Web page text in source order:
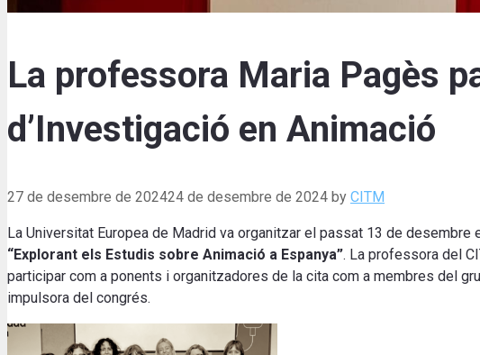
La professora Maria Pagès
d’Investigació en Animació
27 de desembre de 202424 de desembre de 2024 by CITM
La Universitat Europea de Madrid va organitzar el passat 13 de
“Explorant els Estudis sobre Animació a Espanya”. La professora del
participar com a ponents i organitzadores de la cita com a membres del
impulsora del congrés.